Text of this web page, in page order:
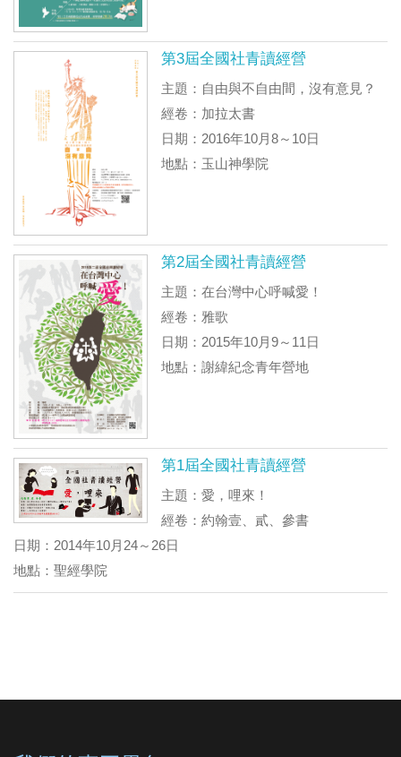
第3屆全國社青讀經營
主題：自由與不自由間，沒有意見？
經卷：加拉太書
日期：2016年10月8～10日
地點：玉山神學院
第2屆全國社青讀經營
主題：在台灣中心呼喊愛！
經卷：雅歌
日期：2015年10月9～11日
地點：謝緯紀念青年營地
第1屆全國社青讀經營
主題：愛，哩來！
經卷：約翰壹、貳、參書
日期：2014年10月24～26日
地點：聖經學院